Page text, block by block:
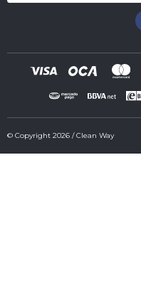
© Copyright 2026 / Clean Way